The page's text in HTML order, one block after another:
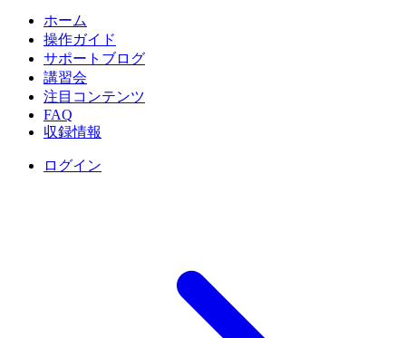
ホーム
操作ガイド
サポートブログ
講習会
注目コンテンツ
FAQ
収録情報
ログイン